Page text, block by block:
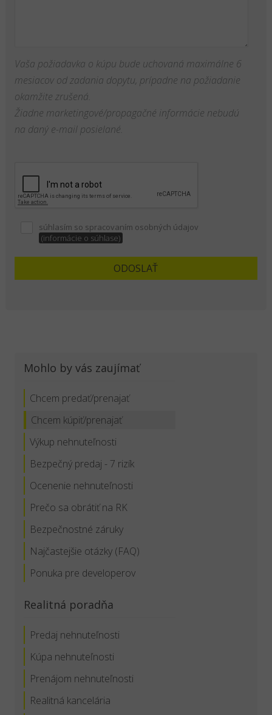
Vaša požiadavka o kúpu bude uchovaná maximálne 6
mesiacov od zadania dopytu, prípadne na požiadanie
okamžite zrušená.
Žiadne marketingové/propagačné informácie nebudú
na daný e-mail posielané.
súhlasím so spracovaním osobných údajov
(informácie o súhlase)
ODOSLAŤ
Mohlo by vás zaujímať
Chcem predať/prenajať
Chcem kúpiť/prenajať
Výkup nehnuteľnosti
Bezpečný predaj - 7 rizík
Ocenenie nehnuteľnosti
Prečo sa obrátiť na RK
Bezpečnostné záruky
Najčastejšie otázky (FAQ)
Ponuka pre developerov
Realitná poradňa
Predaj nehnuteľnosti
Kúpa nehnuteľnosti
Prenájom nehnuteľnosti
Realitná kancelária